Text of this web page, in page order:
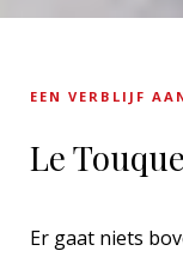
EEN VERBLIJF
Le
Er gaat niets